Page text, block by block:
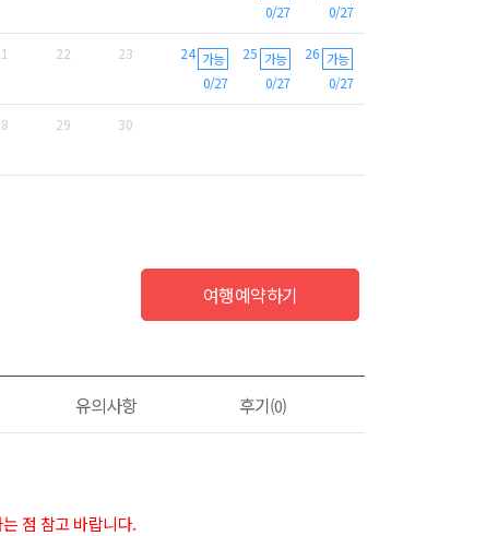
0/27
0/27
22 23 24 가능
0/27
25 가능
0/27
26 가능
0/27
29 30
여행예약하기
유의사항 후기(0)
점 참고 바랍니다.